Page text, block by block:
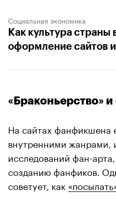
Социальная экономика
Как культура страны
оформление сайтов
«Браконьерство»
На сайтах фанфикшена
внутренними жанрами,
исследований фан-
созданию фанфиков.
советует, как